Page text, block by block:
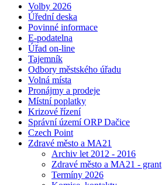
Volby 2026
Úřední deska
Povinné informace
E-podatelna
Úřad on-line
Tajemník
Odbory městského úřadu
Volná místa
Pronájmy a prodeje
Místní poplatky
Krizové řízení
Správní území ORP Dačice
Czech Point
Zdravé město a MA21
Archiv let 2012 - 2016
Zdravé město a MA21 - grant
Termíny 2026